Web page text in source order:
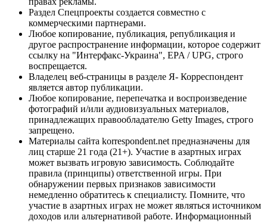
Раздел Спецпроекты создается совместно с
коммерческими партнерами.
Любое копирование, публикация, републикация и
другое распространение информации, которое содержит
ссылку на "Интерфакс-Украина", EPA / UPG, строго
воспрещается.
Владелец веб-страницы в разделе Я- Корреспондент
является автор публикации.
Любое копирование, перепечатка и воспроизведение
фотографий и/или аудиовизуальных материалов,
принадлежащих правообладателю Getty Images, строго
запрещено.
Материалы сайта korrespondent.net предназначены для
лиц старше 21 года (21+). Участие в азартных играх
может вызвать игровую зависимость. Соблюдайте
правила (принципы) ответственной игры. При
обнаружении первых признаков зависимости
немедленно обратитесь к специалисту. Помните, что
участие в азартных играх не может являться источником
доходов или альтернативой работе. Информационный